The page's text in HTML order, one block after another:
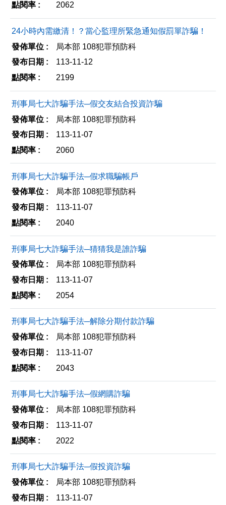
2062
24小時內需繳清！？當心監理所緊急通知假罰單詐騙！
局本部 108犯罪預防科
113-11-12
2199
刑事局七大詐騙手法─假交友結合投資詐騙
局本部 108犯罪預防科
113-11-07
2060
刑事局七大詐騙手法─假求職騙帳戶
局本部 108犯罪預防科
113-11-07
2040
刑事局七大詐騙手法─猜猜我是誰詐騙
局本部 108犯罪預防科
113-11-07
2054
刑事局七大詐騙手法─解除分期付款詐騙
局本部 108犯罪預防科
113-11-07
2043
刑事局七大詐騙手法─假網購詐騙
局本部 108犯罪預防科
113-11-07
2022
刑事局七大詐騙手法─假投資詐騙
局本部 108犯罪預防科
113-11-07